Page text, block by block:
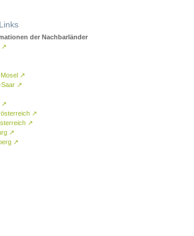
der Nachbarländer
↗
↗
↗
↗
↗
↗
↗
↗